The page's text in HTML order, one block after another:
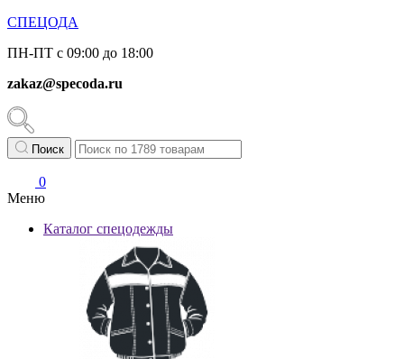
СПЕЦОДА
ПН-ПТ с 09:00 до 18:00
zakaz@specoda.ru
Поиск
0
Меню
Каталог спецодежды